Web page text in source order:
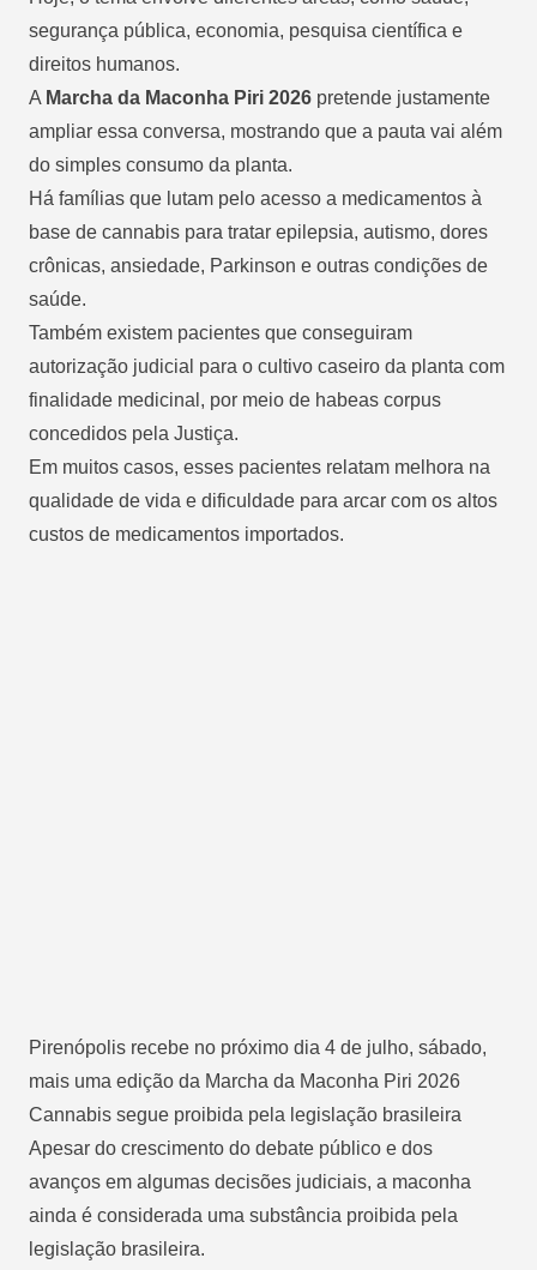
segurança pública, economia, pesquisa científica e
direitos humanos.
A Marcha da Maconha Piri 2026 pretende justamente
ampliar essa conversa, mostrando que a pauta vai além
do simples consumo da planta.
Há famílias que lutam pelo acesso a medicamentos à
base de cannabis para tratar epilepsia, autismo, dores
crônicas, ansiedade, Parkinson e outras condições de
saúde.
Também existem pacientes que conseguiram
autorização judicial para o cultivo caseiro da planta com
finalidade medicinal, por meio de habeas corpus
concedidos pela Justiça.
Em muitos casos, esses pacientes relatam melhora na
qualidade de vida e dificuldade para arcar com os altos
custos de medicamentos importados.
Pirenópolis recebe no próximo dia 4 de julho, sábado,
mais uma edição da Marcha da Maconha Piri 2026
Cannabis segue proibida pela legislação brasileira
Apesar do crescimento do debate público e dos
avanços em algumas decisões judiciais, a maconha
ainda é considerada uma substância proibida pela
legislação brasileira.